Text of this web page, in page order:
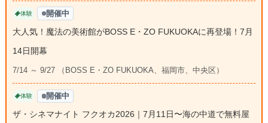
体験 開催中
大人気！魔法の美術館がBOSS E・ZO FUKUOKAに再登場！7月
14日開幕
7/14 ～ 9/27 （BOSS E・ZO FUKUOKA、福岡市、中央区）
体験 開催中
ザ・シネマナイト フクオカ2026｜7月11日〜海の中道で無料屋